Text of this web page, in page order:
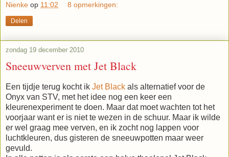
Nienke op 11:02 8 opmerkingen:
Delen
zondag 19 december 2010
Sneeuwverven met Jet Black
Een tijdje terug kocht ik Jet Black als alternatief voor de
Onyx van STV, met het idee nog een keer een
kleurenexperiment te doen. Maar dat moet wachten tot het
voorjaar want er is niet te wezen in de schuur. Maar ik wilde
er wel graag mee verven, en ik zocht nog lappen voor
luchtkleuren, dus gisteren de sneeuwpotten maar weer
gevuld.